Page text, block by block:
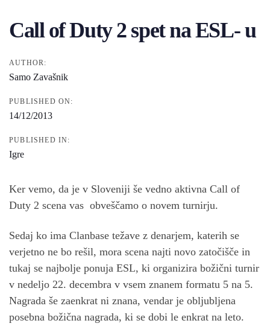
Call of Duty 2 spet na ESL- u
AUTHOR:
Samo Zavašnik
PUBLISHED ON:
14/12/2013
PUBLISHED IN:
Igre
Ker vemo, da je v Sloveniji še vedno aktivna Call of
Duty 2 scena vas obveščamo o novem turnirju.
Sedaj ko ima Clanbase težave z denarjem, katerih se
verjetno ne bo rešil, mora scena najti novo zatočišče in
tukaj se najbolje ponuja ESL, ki organizira božični turnir
v nedeljo 22. decembra v vsem znanem formatu 5 na 5.
Nagrada še zaenkrat ni znana, vendar je obljubljena
posebna božična nagrada, ki se dobi le enkrat na leto.